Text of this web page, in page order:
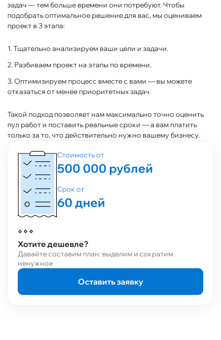
задач — тем больше времени они потребуют. Чтобы
подобрать оптимальное решение для вас, мы оцениваем
проект в 3 этапа:
1. Тщательно анализируем ваши цели и задачи.
2. Разбиваем проект на этапы по времени.
3. Оптимизируем процесс вместе с вами — вы можете
отказаться от менее приоритетных задач.
Такой подход позволяет нам максимально точно оценить
пул работ и поставить реальные сроки — а вам платить
только за то, что действительно нужно вашему бизнесу.
Стоимость от
500 000 рублей
Срок от
60 дней
Хотите дешевле?
Давайте составим план: выделим и сократим
ненужное
Оставить заявку